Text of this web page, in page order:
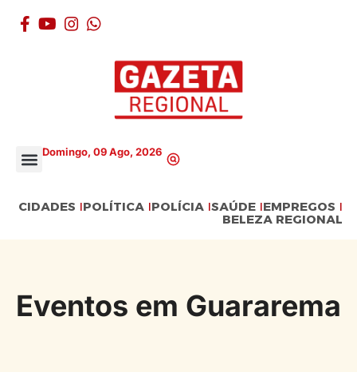
Domingo, 09 Ago, 2026
CIDADES POLÍTICA POLÍCIA SAÚDE EMPREGOS
BELEZA REGIONAL
Eventos em Guararema